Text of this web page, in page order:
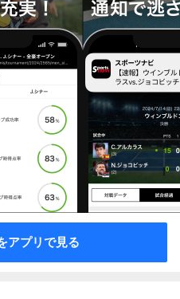
アプリで見る